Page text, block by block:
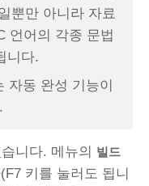
뿐만 아니라 자료
언어의 각종 문법
니다.
자동 완성 기능이
니다. 메뉴의 빌드
키를 눌러도 됩니